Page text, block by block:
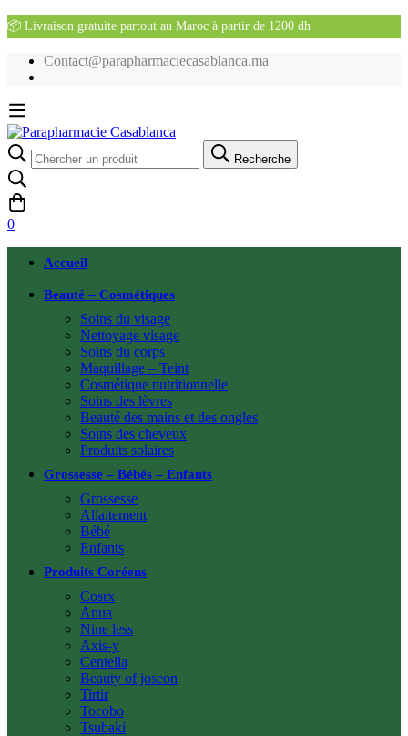
📦 Livraison gratuite partout au Maroc à partir de 1200 dh
Contact@parapharmaciecasablanca.ma
Recherche
pour:
Recherche
0
Accueil
Beauté – Cosmétiques
Soins du visage
Nettoyage visage
Soins du corps
Maquillage – Teint
Cosmétique nutritionnelle
Soins des lèvres
Beauté des mains et des ongles
Soins des cheveux
Produits solaires
Grossesse – Bébés – Enfants
Grossesse
Allaitement
Bébé
Enfants
Produits Coréens
Cosrx
Anua
Nine less
Axis-y
Centella
Beauty of joseon
Tirtir
Tocobo
Tsubaki